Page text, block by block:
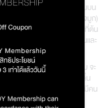
ลของกลิ่นจะลอยจากล่างขึ้นบน
นิดให้ต่ำกว่าอวัยวะรับกลิ่น(จมูก)
นหอม ควรวางเทียนไว้ในพื้นที่ต้น
อให้กลิ่นหอมนั้นกระจายกลิ่นและ
เช่น ริมหน้าต่าง กลางสนาม จะ
นสั้น ไม่ได้รับประโยชน์จากกลิ่น
ใกล้วัตถุที่ติดไฟง่าย หรือ ไม่มีคน